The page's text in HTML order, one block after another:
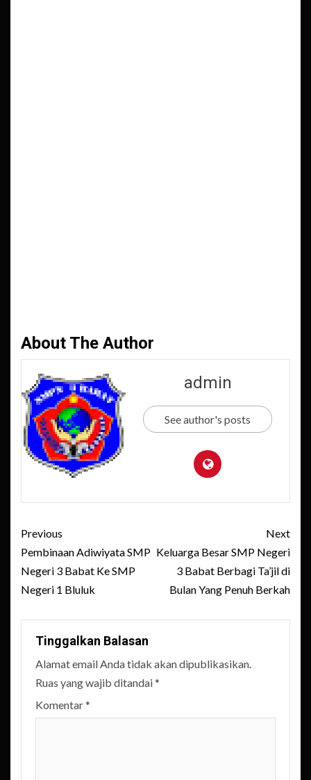
About The Author
admin
See author's posts
Post
navigation
Previous
Pembinaan Adiwiyata SMP
Negeri 3 Babat Ke SMP
Negeri 1 Bluluk
Next
Keluarga Besar SMP Negeri
3 Babat Berbagi Ta’jil di
Bulan Yang Penuh Berkah
Tinggalkan Balasan
Alamat email Anda tidak akan dipublikasikan.
Ruas yang wajib ditandai*
Komentar*